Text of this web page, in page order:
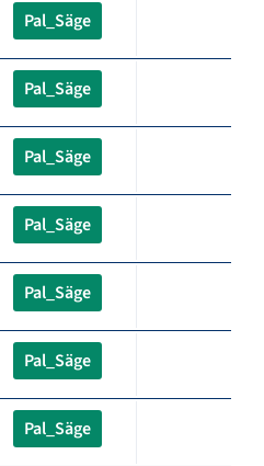
Pal_Säge
Pal_Säge
Pal_Säge
Pal_Säge
Pal_Säge
Pal_Säge
Pal_Säge